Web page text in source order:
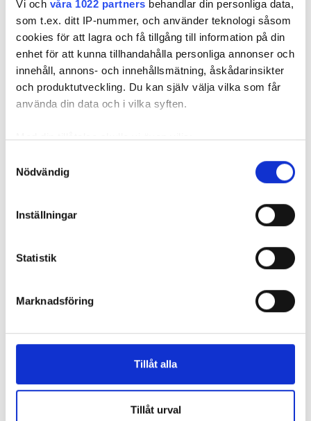
Vi och våra 1022 partners behandlar din personliga data,
som t.ex. ditt IP-nummer, och använder teknologi såsom
cookies för att lagra och få tillgång till information på din
enhet för att kunna tillhandahålla personliga annonser och
innehåll, annons- och innehållsmätning, åskådarinsikter
och produktutveckling. Du kan själv välja vilka som får
använda din data och i vilka syften.
Med din tillåtelse skulle vi även vilja:
som kan ha en noggrannhet på upp till flera meter
Ta reda på mer om hur dina personliga uppgifter
Du kan ändra eller dra tillbaka ditt samtycke när som
Vi använder enhetsidentifierare för att anpassa innehållet
för sociala medier och analysera vår trafik. Vi
vidarebefordrar även sådana identifierare och annan
annons- och analysföretag som vi samarbetar med.
Dessa kan i sin tur kombinera informationen med annan
Nödvändig
Inställningar
Statistik
Marknadsföring
Tillåt alla
Tillåt urval
HD-dialys 79 €
HDF-dialys 89 €
Reservera
Medical Sciences & Research Centre
HDF-dialys 89 €